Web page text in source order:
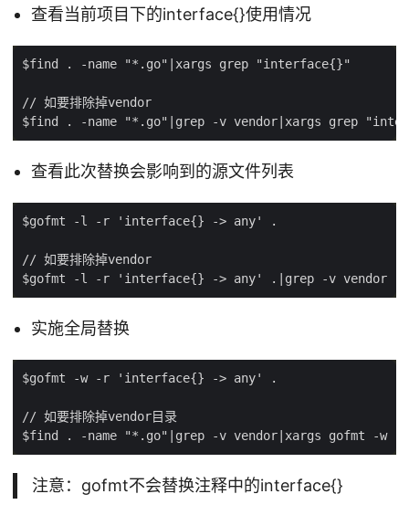
查看当前项目下的interface{}使用情况
查看此次替换会影响到的源文件列表
实施全局替换
注意：gofmt不会替换注释中的interface{}